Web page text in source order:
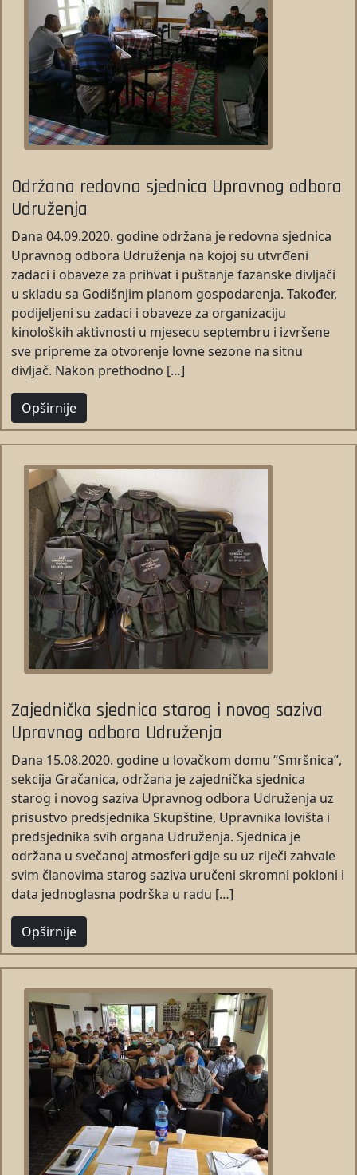
Održana redovna sjednica Upravnog odbora
Udruženja
Dana 04.09.2020. godine održana je redovna sjednica
Upravnog odbora Udruženja na kojoj su utvrđeni
zadaci i obaveze za prihvat i puštanje fazanske divljači
u skladu sa Godišnjim planom gospodarenja. Također,
podijeljeni su zadaci i obaveze za organizaciju
kinoloških aktivnosti u mjesecu septembru i izvršene
sve pripreme za otvorenje lovne sezone na sitnu
divljač. Nakon prethodno […]
Opširnije
Zajednička sjednica starog i novog saziva
Upravnog odbora Udruženja
Dana 15.08.2020. godine u lovačkom domu “Smršnica”,
sekcija Gračanica, održana je zajednička sjednica
starog i novog saziva Upravnog odbora Udruženja uz
prisustvo predsjednika Skupštine, Upravnika lovišta i
predsjednika svih organa Udruženja. Sjednica je
održana u svečanoj atmosferi gdje su uz riječi zahvale
svim članovima starog saziva uručeni skromni pokloni i
data jednoglasna podrška u radu […]
Opširnije